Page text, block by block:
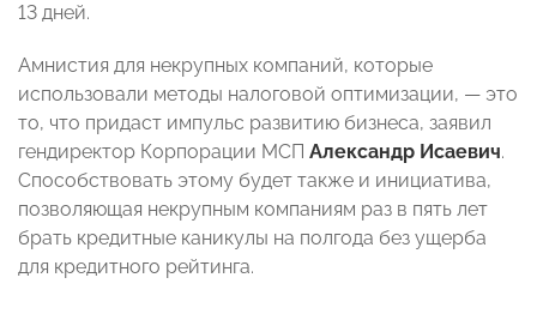
13 дней.
Амнистия для некрупных компаний, которые
использовали методы налоговой оптимизации, — это
то, что придаст импульс развитию бизнеса, заявил
гендиректор Корпорации МСП Александр Исаевич.
Способствовать этому будет также и инициатива,
позволяющая некрупным компаниям раз в пять лет
брать кредитные каникулы на полгода без ущерба
для кредитного рейтинга.